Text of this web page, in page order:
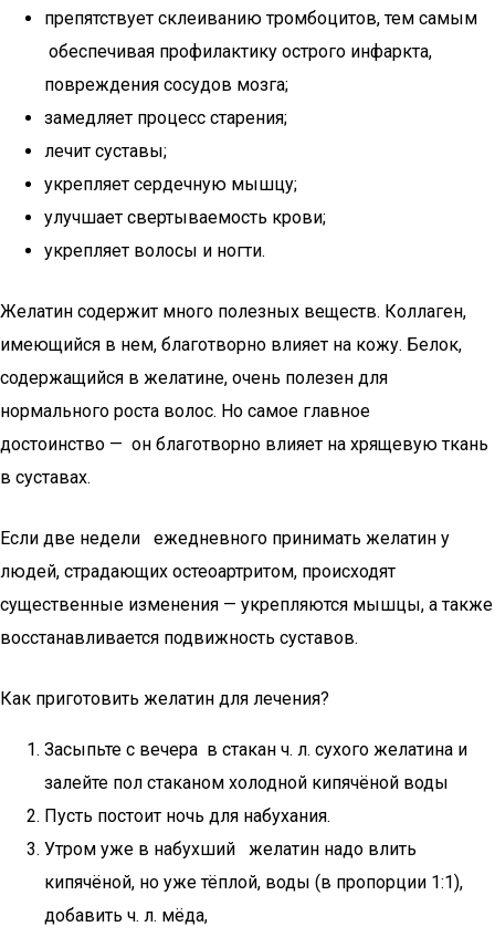
препятствует склеиванию тромбоцитов, тем самым
обеспечивая профилактику острого инфаркта,
повреждения сосудов мозга;
замедляет процесс старения;
лечит суставы;
укрепляет сердечную мышцу;
улучшает свертываемость крови;
укрепляет волосы и ногти.
Желатин содержит много полезных веществ. Коллаген,
имеющийся в нем, благотворно влияет на кожу. Белок,
содержащийся в желатине, очень полезен для
нормального роста волос. Но самое главное
достоинство — он благотворно влияет на хрящевую ткань
в суставах.
Если две недели ежедневного принимать желатин у
людей, страдающих остеоартритом, происходят
существенные изменения — укрепляются мышцы, а также
восстанавливается подвижность суставов.
Как приготовить желатин для лечения?
Засыпьте с вечера в стакан ч. л. сухого желатина и
залейте пол стаканом холодной кипячёной воды
Пусть постоит ночь для набухания.
Утром уже в набухший желатин надо влить
кипячёной, но уже тёплой, воды (в пропорции 1:1),
добавить ч. л. мёда,